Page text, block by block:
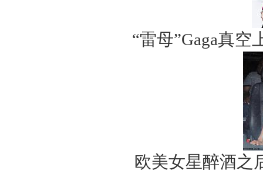
“雷母”Gaga真
欧美女星醉酒之